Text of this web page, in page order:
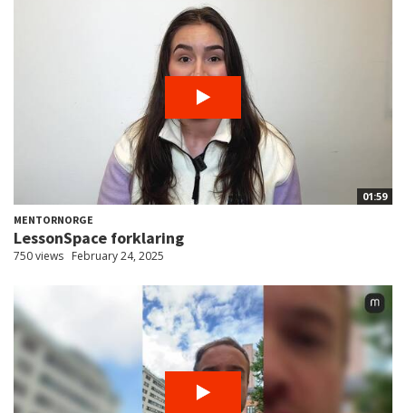
01:59
MENTORNORGE
LessonSpace forklaring
750 views February 24, 2025